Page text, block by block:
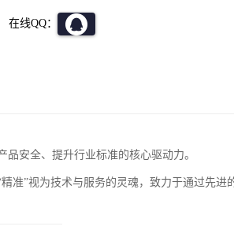
在线QQ：
安全、提升行业标准的核心驱动力。
准”视为技术与服务的灵魂，致力于通过先进